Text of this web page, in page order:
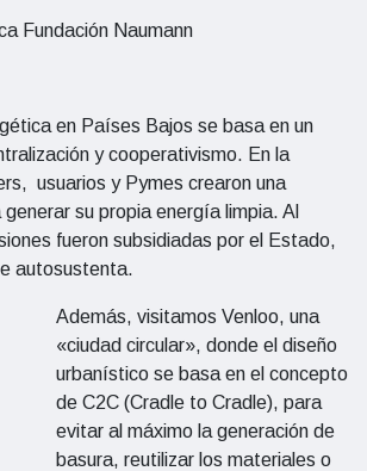
Fundación Naumann
en Países Bajos se basa en un
y cooperativismo. En la
usuarios y Pymes crearon una
su propia energía limpia. Al
fueron subsidiadas por el Estado,
autosustenta.
Además, visitamos Venloo, una
«ciudad circular», donde el diseño
urbanístico se basa en el concepto
de C2C (Cradle to Cradle), para
evitar al máximo la generación de
basura, reutilizar los materiales o